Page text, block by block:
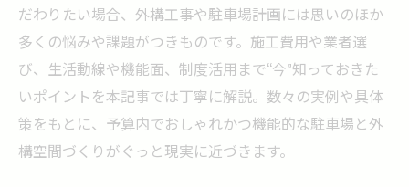
だわりたい場合、外構工事や駐車場計画には思いのほか
多くの悩みや課題がつきものです。施工費用や業者選
び、生活動線や機能面、制度活用まで“今”知っておきた
いポイントを本記事では丁寧に解説。数々の実例や具体
策をもとに、予算内でおしゃれかつ機能的な駐車場と外
構空間づくりがぐっと現実に近づきます。